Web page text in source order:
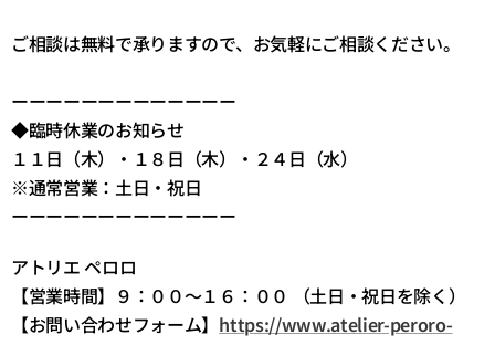
ご相談は無料で承りますので、お気軽にご相談ください。
ーーーーーーーーーーーーー
◆臨時休業のお知らせ
１１日（木）・１８日（木）・２４日（水）
※通常営業：土日・祝日
ーーーーーーーーーーーーー
アトリエ ペロロ
【営業時間】９：００～１６：００ （土日・祝日を除く）
【お問い合わせフォーム】 https://www.atelier-peroro-